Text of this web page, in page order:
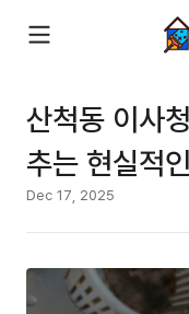
산척동 이사
추는 현실적
Dec 17, 2025